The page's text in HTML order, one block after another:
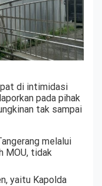
di intimidasi
pada pihak
tak sampai
melalui
MOU, tidak
yaitu Kapolda